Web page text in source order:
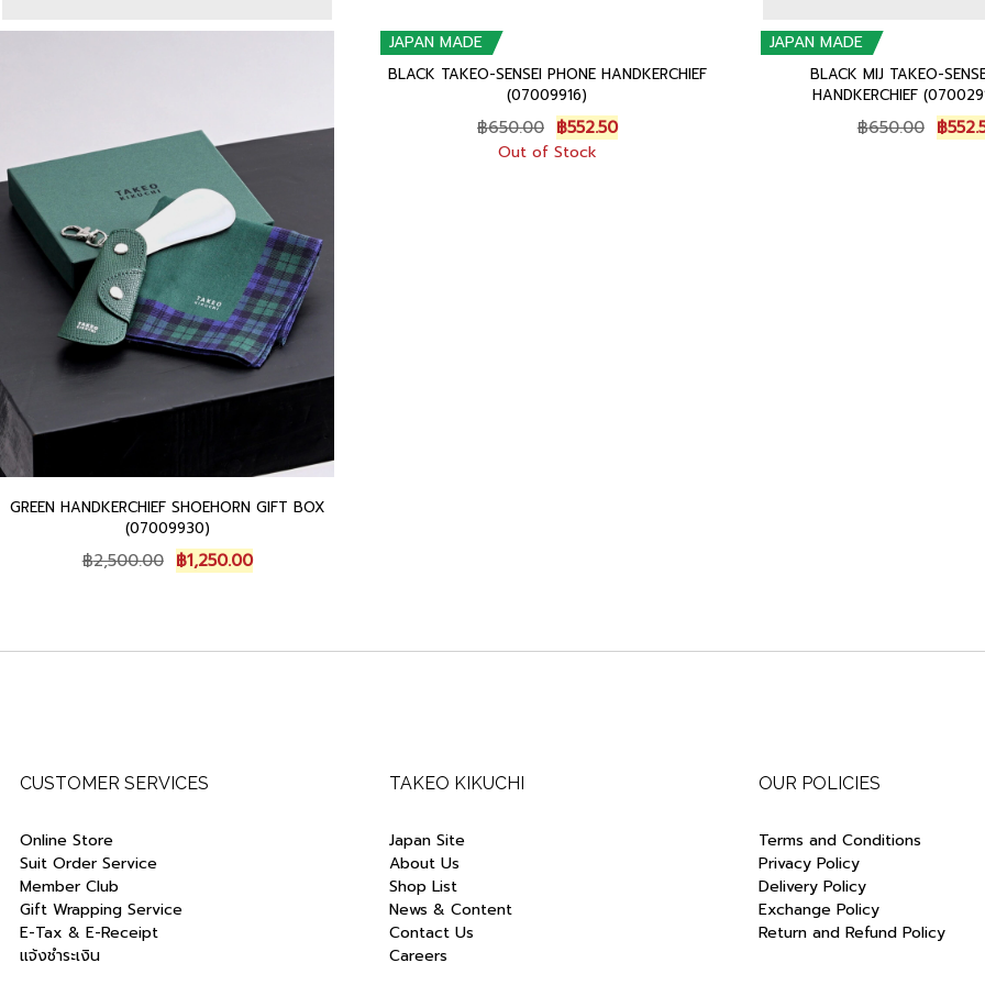
GREEN HANDKERCHIEF SHOEHORN GIFT BOX
(07009930)
฿2,500.00 Original
฿1,250.00Current
JAPAN MADE
BLACK TAKEO-SENSEI PHONE HANDKERCHIEF
(07009916)
฿650.00 Original
price
฿552.50Current
Out of Stock
JAPAN MADE
BLACK MIJ TAKEO-
HANDKERCHIEF
฿650.00 ฿
CUSTOMER SERVICES
Online Store
Suit Order Service
Member Club
Gift Wrapping Service
E-Tax & E-Receipt
แจ้งชำระเงิน
TAKEO KIKUCHI
Japan Site
About Us
Shop List
News & Content
Contact Us
Careers
OUR POLICIES
Terms and Conditions
Privacy Policy
Delivery Policy
Exchange Policy
Return and Refund Policy